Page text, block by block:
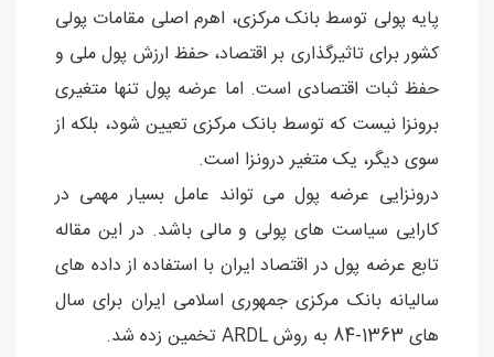
پایه پولی توسط بانک مرکزی، اهرم اصلی مقامات پولی
کشور برای تاثیرگذاری بر اقتصاد، حفظ ارزش پول ملی و
حفظ ثبات اقتصادی است. اما عرضه پول تنها متغیری
برونزا نیست که توسط بانک مرکزی تعیین شود، بلکه از
سوی دیگر، یک متغیر درونزا است.
درونزایی عرضه پول می تواند عامل بسیار مهمی در
کارایی سیاست های پولی و مالی باشد. در این مقاله
تابع عرضه پول در اقتصاد ایران با استفاده از داده های
سالیانه بانک مرکزی جمهوری اسلامی ایران برای سال
های 1363-84 به روش ARDL تخمین زده شد.